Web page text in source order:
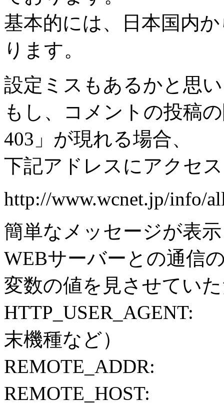
基本的には、日本国内
ります。
設定ミスもあるかと思
もし、コメントの投稿
403」が現れる場合、
下記アドレスにアクセ
http://www.wcnet.jp/info/
簡単なメッセージが表
WEBサーバーとの通信
変数の値を見させてい
HTTP_USER_AGENT:
末機種など）
REMOTE_ADDR:
REMOTE_HOST: